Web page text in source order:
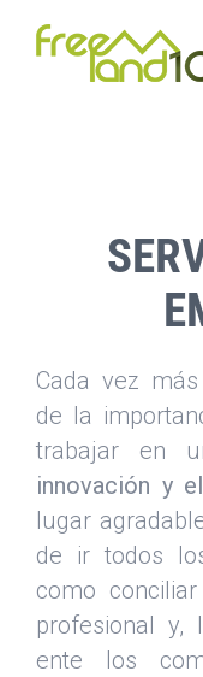
Cada vez más
de la
trabajar en
innovación y
lugar
de ir todos
como
profesional y,
ente los